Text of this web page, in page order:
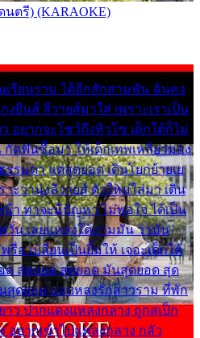
นตรี) (KARAOKE)
เรียนราม ได้อีกสักสามพัน ฉันคง
งยีนส์ ลีวายส์มาใส่ เพราะเราเป็น
ว อยากจะโชว์ถึงหิวโซ เด็กใต้ก็ไม่
ดฟันซื้อมา ให้เด็กเทพเหลียวมอง
รรมดา แต่สุดยอด เดินโยกย้ายเย
าะว่านุ่งลีวายส์ ตัวใหม่ใส่มา เดิน
า ท่าจะมีปัญหา ไม่พอใจ ได้เป็น
วั่น เลยแหลงใต้ถามมัน ว่ามัน
อ เปลี่ยนเป็นยิ้มให้ เจอะเด็กใต้
ด สุดยอด สุดยอด มันสุดยอด สุด
สุดยอด แอบหลงรักสาวราม ที่พัก
าว ปากแดงแหลงกลาง ถูกสเป็ก
อยากเข้าไปแหลงกลาง กลัว